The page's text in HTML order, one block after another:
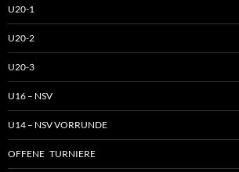
U20-1
U20-2
U20-3
U16 – NSV
U14 – NSV VORRUNDE
OFFENE TURNIERE